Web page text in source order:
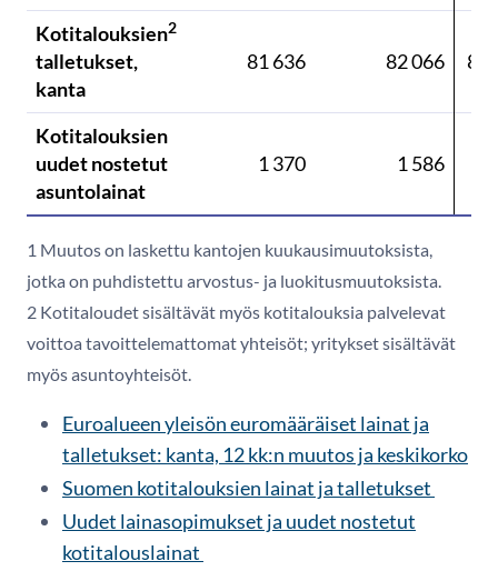
Kotitalouksien2
talletukset,
kanta
81 636 82 066 82
Kotitalouksien
uudet nostetut
asuntolainat
1 370 1 586
1 Muutos on laskettu kantojen kuukausimuutoksista,
jotka on puhdistettu arvostus- ja luokitusmuutoksista.
2 Kotitaloudet sisältävät myös kotitalouksia palvelevat
voittoa tavoittelemattomat yhteisöt; yritykset sisältävät
myös asuntoyhteisöt.
Euroalueen yleisön euromääräiset lainat ja
talletukset: kanta, 12 kk:n muutos ja keskikorko
Suomen kotitalouksien lainat ja talletukset
Uudet lainasopimukset ja uudet nostetut
kotitalouslainat